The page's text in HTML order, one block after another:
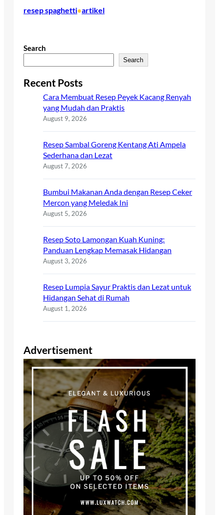
resep spaghetti•artikel
Search
Search
Recent Posts
Cara Membuat Resep Peyek Kacang Renyah
yang Mudah dan Praktis
August 9, 2026
Resep Sambal Goreng Kentang Ati Ampela
Sederhana dan Lezat
August 7, 2026
Bumbui Makanan Anda dengan Resep Ceker
Mercon yang Meledak Ini
August 5, 2026
Resep Soto Lamongan Kuah Kuning:
Panduan Lengkap Memasak Hidangan
August 3, 2026
Resep Lumpia Sayur Praktis dan Lezat untuk
Hidangan Sehat di Rumah
August 1, 2026
Advertisement